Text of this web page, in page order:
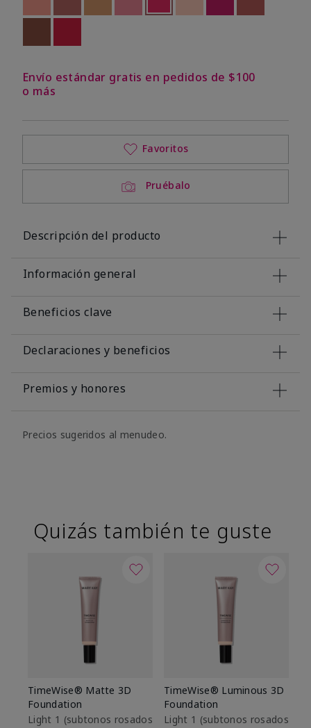
Out of stockOut of stockseleccionado
Out of stock
Envío estándar gratis en pedidos de $100
o más
Pruébalo
Favoritos
Descripción del producto
Información general
Beneficios clave
Declaraciones y beneficios
Premios y honores
Precios sugeridos al menudeo.
Quizás también te guste
TimeWise® Matte 3D
Foundation
Light 1​ (subtonos rosados
TimeWise® Luminous 3D
Foundation
Light 1​ (subtonos rosados